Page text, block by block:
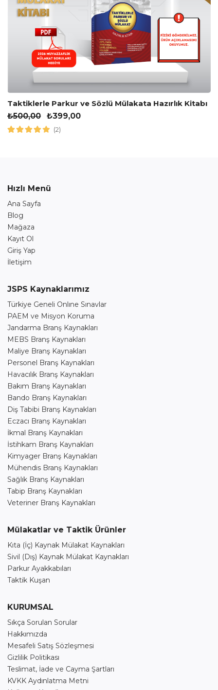
Taktiklerle Parkur ve Sözlü Mülakata Hazırlık Kitabı
₺500,00 ₺399,00
(2)
Hızlı Menü
Ana Sayfa
Blog
Mağaza
Kayıt Ol
Giriş Yap
İletişim
JSPS Kaynaklarımız
Türkiye Geneli Onlıne Sınavlar
PAEM ve Misyon Koruma
Jandarma Branş Kaynakları
MEBS Branş Kaynakları
Maliye Branş Kaynakları
Personel Branş Kaynakları
Havacılık Branş Kaynakları
Bakım Branş Kaynakları
Bando Branş Kaynakları
Diş Tabibi Branş Kaynakları
Eczacı Branş Kaynakları
İkmal Branş Kaynakları
İstihkam Branş Kaynakları
Kimyager Branş Kaynakları
Mühendis Branş Kaynakları
Sağlık Branş Kaynakları
Tabip Branş Kaynakları
Veteriner Branş Kaynakları
Mülakatlar ve Taktik Ürünler
Kıta (İç) Kaynak Mülakat Kaynakları
Sivil (Dış) Kaynak Mülakat Kaynakları
Parkur Ayakkabıları
Taktik Kuşan
KURUMSAL
Sıkça Sorulan Sorular
Hakkımızda
Mesafeli Satış Sözleşmesi
Gizlilik Politikası
Teslimat, İade ve Cayma Şartları
KVKK Aydınlatma Metni